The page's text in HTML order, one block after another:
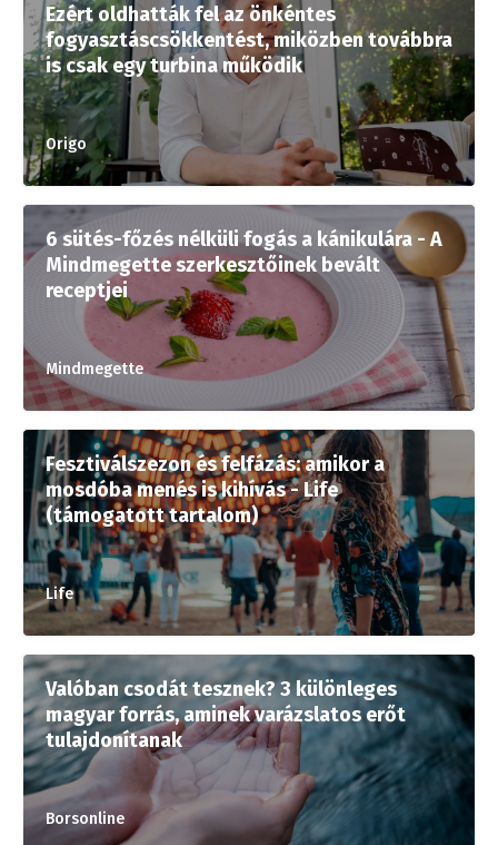
Ezért oldhatták fel az önkéntes
fogyasztáscsökkentést, miközben továbbra
is csak egy turbina működik
Origo
6 sütés-főzés nélküli fogás a kánikulára - A
Mindmegette szerkesztőinek bevált
receptjei
Mindmegette
Fesztiválszezon és felfázás: amikor a
mosdóba menés is kihívás - Life
(támogatott tartalom)
Life
Valóban csodát tesznek? 3 különleges
magyar forrás, aminek varázslatos erőt
tulajdonítanak
Borsonline